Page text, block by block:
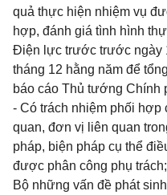
quả thực hiện nhiệm vụ
hợp, đánh giá tình hình
Điện lực trước trước ngày
tháng 12 hằng năm để
báo cáo Thủ tướng Chính
- Có trách nhiệm phối
quan, đơn vị liên quan
pháp, biện pháp cụ thể
được phân công phụ
Bộ những vấn đề phát